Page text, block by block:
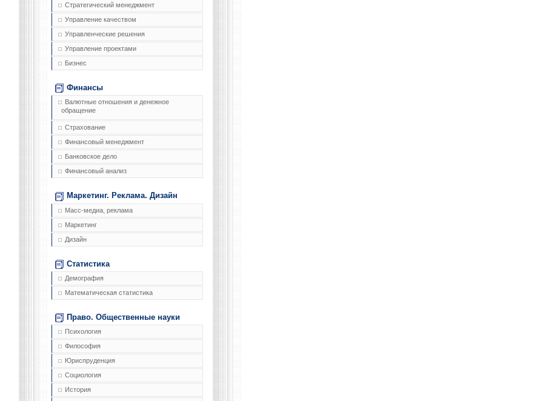
Стратегический менеджмент
Управление качеством
Управленческие решения
Управление проектами
Бизнес
Финансы
Валютные отношения и денежное
обращение
Страхование
Финансовый менеджмент
Банковское дело
Финансовый анализ
Маркетинг. Реклама. Дизайн
Масс-медиа, реклама
Маркетинг
Дизайн
Статистика
Демография
Математическая статистика
Право. Общественные науки
Психология
Философия
Юриспруденция
Социология
История